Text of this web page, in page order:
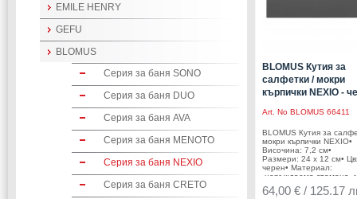
BLOMUS Кутия за
салфетки / мокри
кърпички NEXIO -
Art. No BLOMUS 66411
BLOMUS Кутия за
мокри кърпички NEXIO•
Височина: 7,2 см•
Размери: 24 х 12 см•
черен• Материал:
неръждаема стомана,
Производител:
ГерманияDESIGN:
64,00 € / 125.17
EMILE HENRY
GEFU
BLOMUS
Серия за баня SONO
Серия за баня DUO
Серия за баня AVA
Серия за баня MENOTO
Серия за баня NEXIO
Серия за баня CRETO